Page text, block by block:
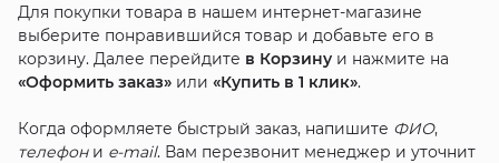
Для покупки товара в нашем интернет-магазине
выберите понравившийся товар и добавьте его в
корзину. Далее перейдите в Корзинуи нажмите на
«Оформить заказ»или «Купить в 1 клик».
Когда оформляете быстрый заказ, напишите ФИО,
телефони e-mail. Вам перезвонит менеджер и уточнит